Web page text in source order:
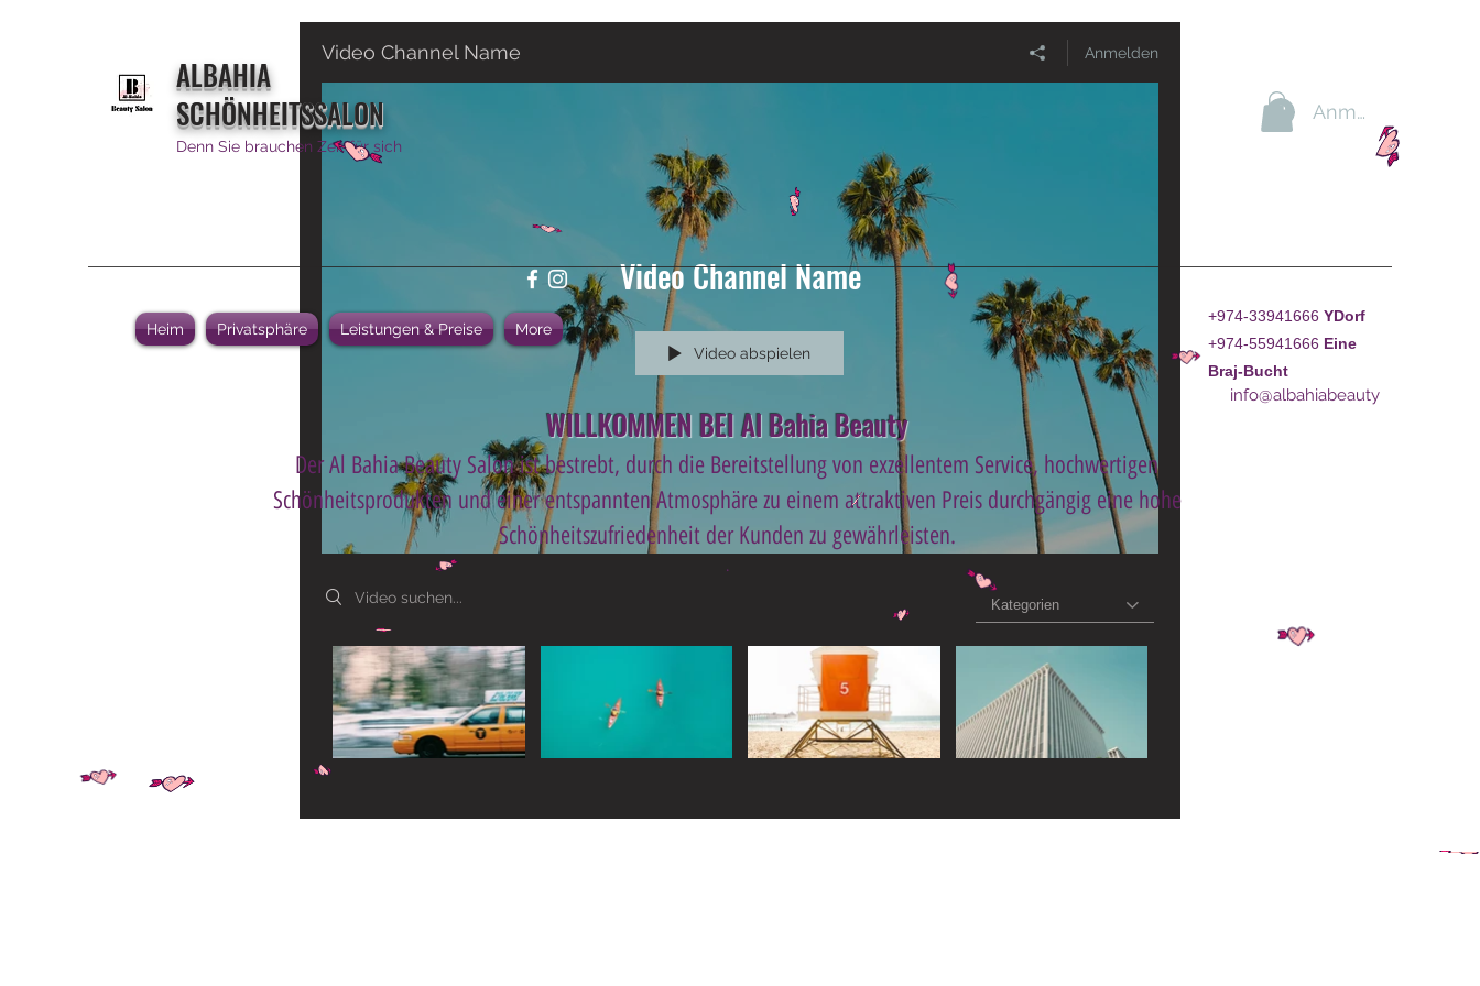
ALBAHIA
SCHÖNHEITSSALON
Denn Sie brauchen Zeit für sich
Anmelden
Heim Privatsphäre Leistungen & Preise More
+974-33941666 YDorf
+974-55941666 Eine
Braj-Bucht
info@albahiabeauty
WILLKOMMEN BEI Al Bahia Beauty
Der Al Bahia Beauty Salon ist bestrebt, durch die Bereitstellung von exzellentem Service, hochwertigen
Schönheitsprodukten und einer entspannten Atmosphäre zu einem attraktiven Preis durchgängig eine hohe
Schönheitszufriedenheit der Kunden zu gewährleisten.
.
Widget Didn’t Load
Check your internet and refresh
If that doesn’t work, contact us.
Video Channel Name Anmelden
Video Channel Name
Video abspielen
Search videos
Kategorien